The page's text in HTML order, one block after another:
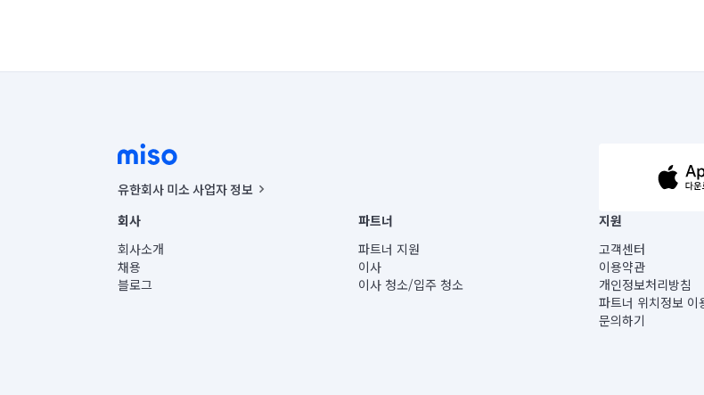
유한회사 미소 사업자 정보
사업자등록번호 : 291-87-00271 | 인허가번호 : 2016-3220163-14-5-00019 |
통신판매신고번호 : 2024-서울종로-1400(공정거래위원회 정보) |
대표이사 : CHING VICTOR COLUMBIA RHEE
주소 | 본사: 서울특별시 종로구 율곡로 6(중학동, 트윈트리빌딩) B동 5층
컨택센터 : 서울특별시 종로구 수송동 율곡로 24, 7층, 8층 미소
회사
회사소개
채용
블로그
파트너
파트너 지원
이사
이사 청소/입주 청소
지원
고객센터
이용약관
개인정보처리방침
파트너 위치정보 이
문의하기